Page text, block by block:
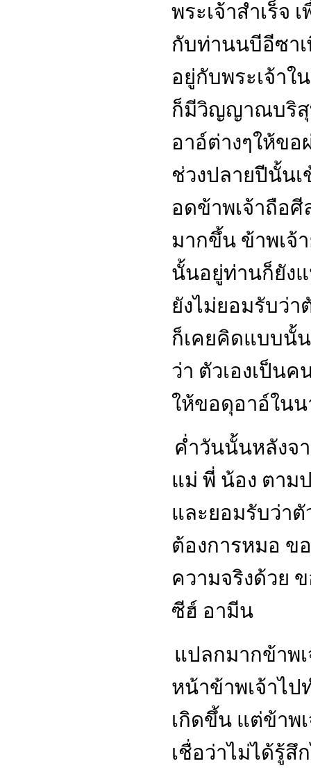
พระเจ้าสำเร็จ
กับท่านนบีอีซา
อยู่กับพระเจ้า
ก็มีวิญญาณบริ
อาอ์ต่างๆให้ข
ช่วงปลายปีนั้น
อดข้าพเจ้าถือ
มากขึ้น ข้าพเจ้
นั้นอยู่ท่านก็ยัง
ยังไม่ยอมรับว่า
ก็เคยคิดแบบนั้
ว่า ตัวเองเป็น
ให้ขอดุอาอ์ใน
ค่ำวันนั้นหลังจ
แม่ พี่ น้อง ตาม
และยอมรับว่า
ต้องการหมอ ข
ความจริงด้วย
ซีฮ์ อามีน
แปลกมากข้าพเ
หน้าข้าพเจ้าไ
เกิดขึ้น แต่ข้าพ
เชื่อว่าไม่ได้รู้สึ